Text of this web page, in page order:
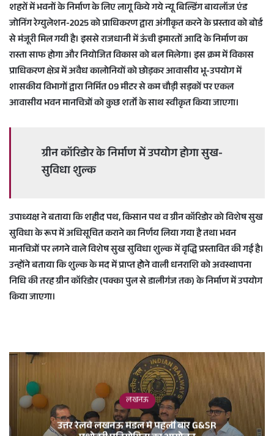
शहरों में भवनों के निर्माण के लिए लागू किये गये न्यू बिल्डिंग बायलॉज एंड
जोनिंग रेग्युलेशन-2025 को प्राधिकरण द्वारा अंगीकृत करने के प्रस्ताव को बोर्ड
से मंजूरी मिल गयी है। इससे राजधानी में ऊंची इमारतों आदि के निर्माण का
रास्ता साफ होगा और नियोजित विकास को बल मिलेगा। इस क्रम में विकास
प्राधिकरण क्षेत्र में अवैध कालोनियों को छोड़कर आवासीय भू-उपयोग में
शासकीय विभागों द्वारा निर्मित 09 मीटर से कम चौड़ी सड़कों पर एकल
आवासीय भवन मानचित्रों को कुछ शर्तों के साथ स्वीकृत किया जाएगा।
ग्रीन कॉरिडोर के निर्माण में उपयोग होगा सुख-
सुविधा शुल्क
उपाध्यक्ष ने बताया कि शहीद पथ, किसान पथ व ग्रीन कॉरिडोर को विशेष सुख
सुविधा के रूप में अधिसूचित कराने का निर्णय लिया गया है तथा भवन
मानचित्रों पर लगने वाले विशेष सुख सुविधा शुल्क में वृद्धि प्रस्तावित की गई है।
उन्होंने बताया कि शुल्क के मद में प्राप्त होेने वाली धनराशि को अवस्थापना
निधि की तरह ग्रीन कॉरिडोर (पक्का पुल से डालीगंज तक) के निर्माण में उपयोग
किया जाएगा।
लखनऊ
उत्तर रेलवे लखनऊ मंडल में पहली बार G&SR